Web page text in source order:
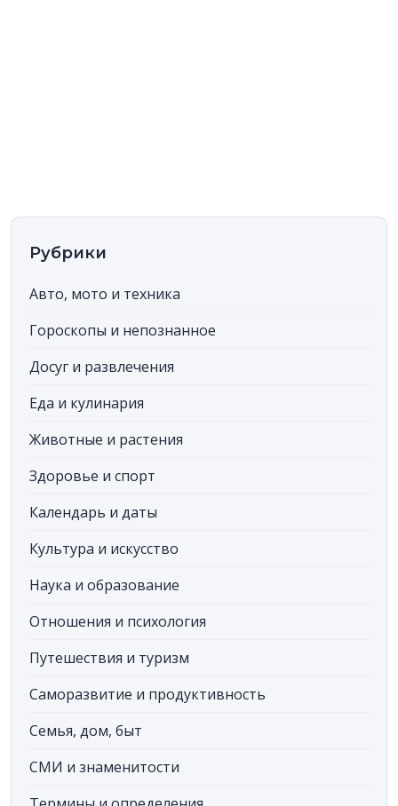
Рубрики
Авто, мото и техника
Гороскопы и непознанное
Досуг и развлечения
Еда и кулинария
Животные и растения
Здоровье и спорт
Календарь и даты
Культура и искусство
Наука и образование
Отношения и психология
Путешествия и туризм
Саморазвитие и продуктивность
Семья, дом, быт
СМИ и знаменитости